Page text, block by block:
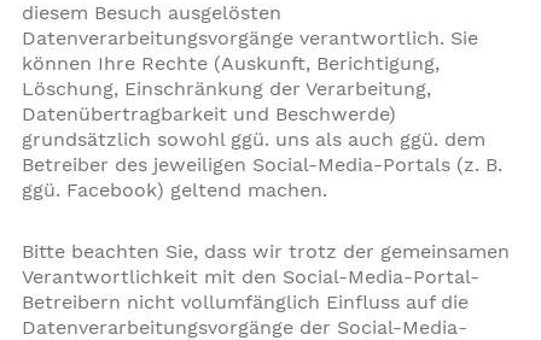
diesem Besuch ausgelösten
Datenverarbeitungsvorgänge verantwortlich. Sie
können Ihre Rechte (Auskunft, Berichtigung,
Löschung, Einschränkung der Verarbeitung,
Datenübertragbarkeit und Beschwerde)
grundsätzlich sowohl ggü. uns als auch ggü. dem
Betreiber des jeweiligen Social-Media-Portals (z. B.
ggü. Facebook) geltend machen.
Bitte beachten Sie, dass wir trotz der gemeinsamen
Verantwortlichkeit mit den Social-Media-Portal-
Betreibern nicht vollumfänglich Einfluss auf die
Datenverarbeitungsvorgänge der Social-Media-